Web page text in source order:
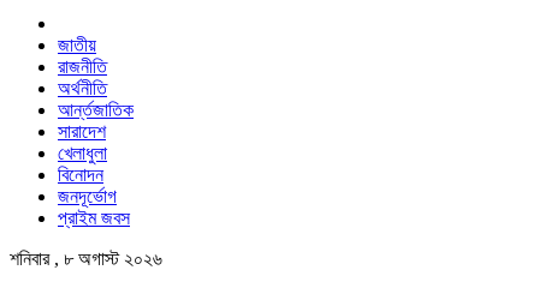
জাতীয়
রাজনীতি
অর্থনীতি
আর্ন্তজাতিক
সারাদেশ
খেলাধুলা
বিনোদন
জনদূর্ভোগ
প্রাইম জবস
শনিবার , ৮ অগাস্ট ২০২৬